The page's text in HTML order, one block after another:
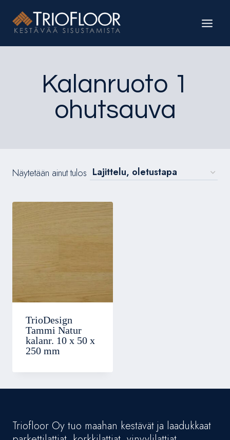
sisältöön
Kalanruoto 1
ohutsauva
Näytetään ainut tulos
TrioDesign
Tammi Natur
kalanr. 10 x 50 x
250 mm
Triofloor Oy tuo maahan kestävät ja laadukkaat